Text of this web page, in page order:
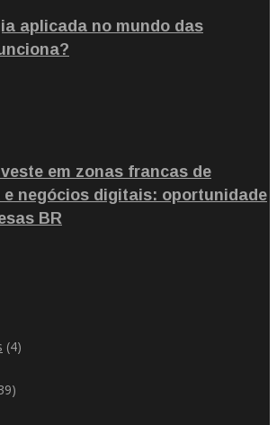
aplicada no mundo das
em zonas francas de
e negócios digitais: oportunidade
BR
(4)